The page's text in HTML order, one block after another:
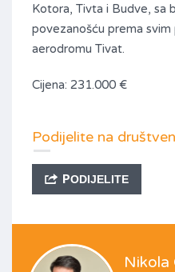
Kotora, Tivta i Budve, sa
povezanošću prema
aerodromu Tivat.
Cijena: 231.000 €
Podijelite na
PODIJELITE
Nikola